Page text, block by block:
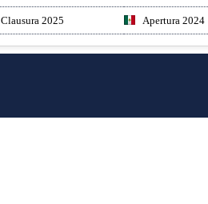
Clausura 2025 Apertura 2024